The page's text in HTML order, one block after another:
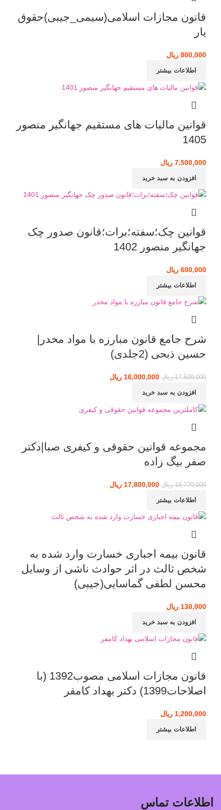
قانون مجازات اسلامی(سیمی_جیبی)حقوق
یار
800,000 ریال
اطلاعات بیشتر
قوانین مالیات های مستقیم جهانگیر منصور
1405
7,500,000 ریال
افزودن به سبد خرید
قوانین چک؛سفته؛برات؛قانون صدور چک
جهانگیر منصور 1402
600,000 ریال
اطلاعات بیشتر
شرح جامع قانون مبارزه با مواد مخدر|
حسین ذبحی (2جلدی)
17,500,000 ریال قیمت اصلی: 17,500,000 ریال بود.
16,000,000 ریال
افزودن به سبد خرید
مجموعه قوانین حقوقی و کیفری صبا|دکتر
صفر بیگ زاده
18,770,000 ریال قیمت اصلی: 18,770,000 ریال بود.
17,800,000 ریال
اطلاعات بیشتر
قانون بیمه اجباری خسارت وارد شده به
شخص ثالث در اثر حوادث ناشی از وسایل
محسن لطفی گماسایی(جیبی)
130,000 ریال
افزودن به سبد خرید
قانون مجازات اسلامی مصوب1392 (با
اصلاحات1399) دکتر بهداد کامفر
1,200,000 ریال
اطلاعات بیشتر
اطلاعات تماس